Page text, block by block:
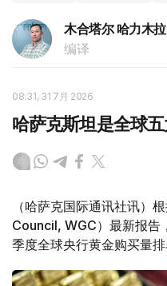
木合塔尔 哈力木拉
编译
08:31, 31 7月 2026
哈萨克斯坦是全球
（哈萨克国际通讯社讯）
Council, WGC）最新报
季度全球央行黄金购买量排